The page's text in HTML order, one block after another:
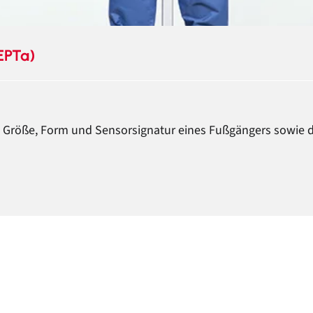
Größe, Form und Sensorsignatur eines Fußgängers